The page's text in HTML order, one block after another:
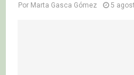
Por Marta Gasca Gómez 5